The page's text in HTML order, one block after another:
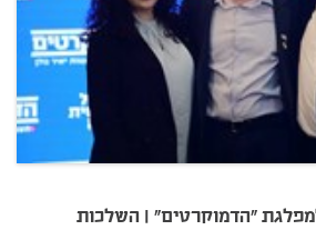
"הדמוקרטים" | השלכות